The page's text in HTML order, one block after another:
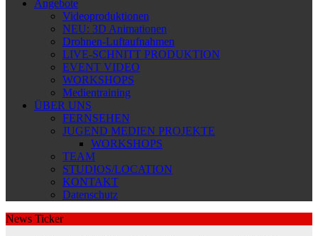
Angebote
Videoproduktionen
NEU: 3D Animationen
Drohnen-Luftaufnahmen
LIVE-SCHNITT PRODUKTION
EVENT VIDEO
WORKSHOPS
Medientraining
ÜBER UNS
FERNSEHEN
JUGEND MEDIEN PROJEKTE
WORKSHOPS
TEAM
STUDIOS/LOCATION
KONTAKT
Datenschutz
News Ticker